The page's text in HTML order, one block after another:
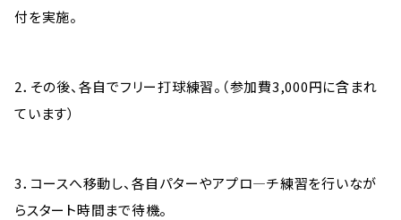
付を実施。
2．その後、各自でフリー打球練習。（参加費3,000円に含まれ
ています）
3．コースへ移動し、各自パターやアプロ―チ練習を行いなが
らスタート時間まで待機。